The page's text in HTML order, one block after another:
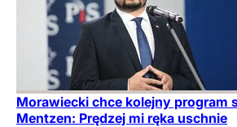
Morawiecki chce kolejny program
Mentzen: Prędzej mi ręka uschnie